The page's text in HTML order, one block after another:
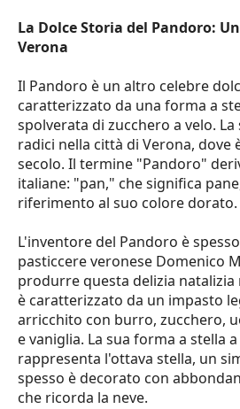
La Dolce Storia del Pandoro:
Verona
Il Pandoro è un altro celebre
caratterizzato da una forma a
spolverata di zucchero a velo.
radici nella città di Verona, dove
secolo. Il termine "Pandoro"
italiane: "pan," che significa
riferimento al suo colore dorato.
L'inventore del Pandoro è
pasticcere veronese Domenico
produrre questa delizia natalizia
è caratterizzato da un impasto
arricchito con burro, zucchero,
e vaniglia. La sua forma a stella
rappresenta l'ottava stella, un
spesso è decorato con
che ricorda la neve.